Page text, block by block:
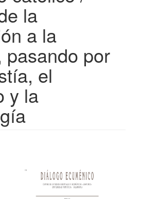
la
a la
pasando por
el
y la